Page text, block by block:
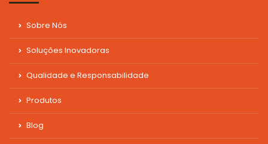
Sobre Nós
Soluções Inovadoras
Qualidade e Responsabilidade
Produtos
Blog